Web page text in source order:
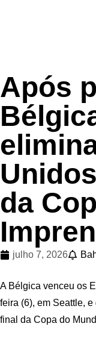
Após
da
julho 7, 2026
A Bélgica venceu os
feira (6), em Seattle,
final da Copa do